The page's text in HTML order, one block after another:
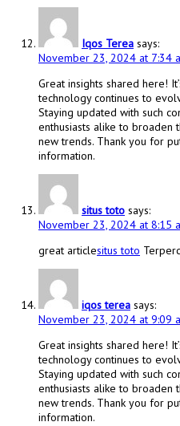
Iqos Terea says:
November 23, 2024 at 7:34
Great insights shared here!
technology continues to
Staying updated with such
enthusiasts alike to broaden
new trends. Thank you for
information.
situs toto says:
November 23, 2024 at 8:15
great articlesitus toto
iqos terea says:
November 23, 2024 at 9:09
Great insights shared here!
technology continues to
Staying updated with such
enthusiasts alike to broaden
new trends. Thank you for
information.